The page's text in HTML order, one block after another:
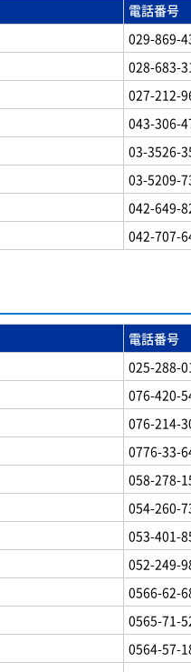
電話番号
029-869-
028-683-
027-212-
043-306-
03-3526-
03-5209-
042-649-
042-707-
電話番号
025-288-
076-420-
076-214-
0776-33-
058-278-
054-260-
053-401-
052-249-
0566-62-
0565-71-
0564-57-